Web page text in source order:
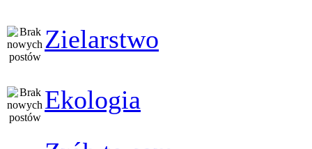
Zielarstwo
Ekologia